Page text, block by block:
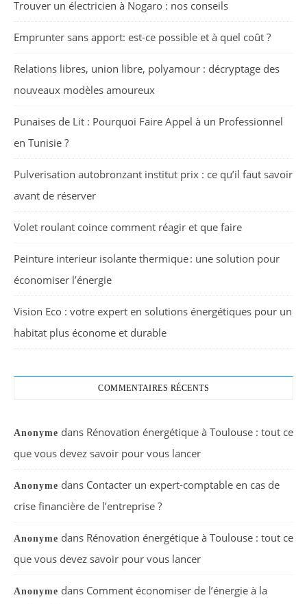
Trouver un électricien à Nogaro : nos conseils
Emprunter sans apport: est-ce possible et à quel coût ?
Relations libres, union libre, polyamour : décryptage des
nouveaux modèles amoureux
Punaises de Lit : Pourquoi Faire Appel à un Professionnel
en Tunisie ?
Pulverisation autobronzant institut prix : ce qu’il faut savoir
avant de réserver
Volet roulant coince comment réagir et que faire
Peinture interieur isolante thermique : une solution pour
économiser l’énergie
Vision Eco : votre expert en solutions énergétiques pour un
habitat plus économe et durable
COMMENTAIRES RÉCENTS
Anonyme dans Rénovation énergétique à Toulouse : tout ce
que vous devez savoir pour vous lancer
Anonyme dans Contacter un expert-comptable en cas de
crise financière de l’entreprise ?
Anonyme dans Rénovation énergétique à Toulouse : tout ce
que vous devez savoir pour vous lancer
Anonyme dans Comment économiser de l’énergie à la